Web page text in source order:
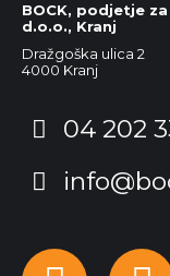
BOCK, podjetje
d.o.o., Kranj
Dražgoška ulica 2
4000 Kranj
04 202